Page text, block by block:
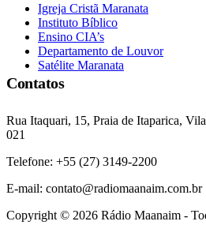
Igreja Cristã Maranata
Instituto Bíblico
Ensino CIA’s
Departamento de Louvor
Satélite Maranata
Contatos
Rua Itaquari, 15, Praia de Itaparica,
021
Telefone: +55 (27) 3149-2200
E-mail: contato@radiomaanaim.com.br
Copyright © 2026 Rádio Maanaim -